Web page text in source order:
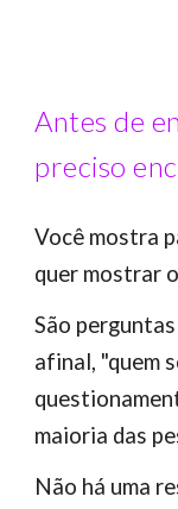
Antes de
preciso
Você mostra
quer mostrar
São
afinal, "quem
maioria das
Não há uma